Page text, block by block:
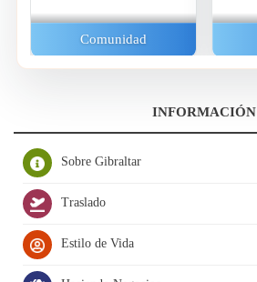
Comunidad
INFORMACIÓN
Sobre Gibraltar
Traslado
Estilo de Vida